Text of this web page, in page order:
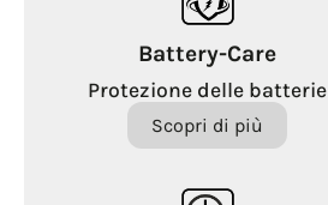
Battery-Care
Protezione delle batterie
Scopri di più